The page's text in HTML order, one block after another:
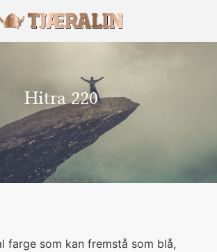
Hitra 220
farge som kan fremstå som blå,